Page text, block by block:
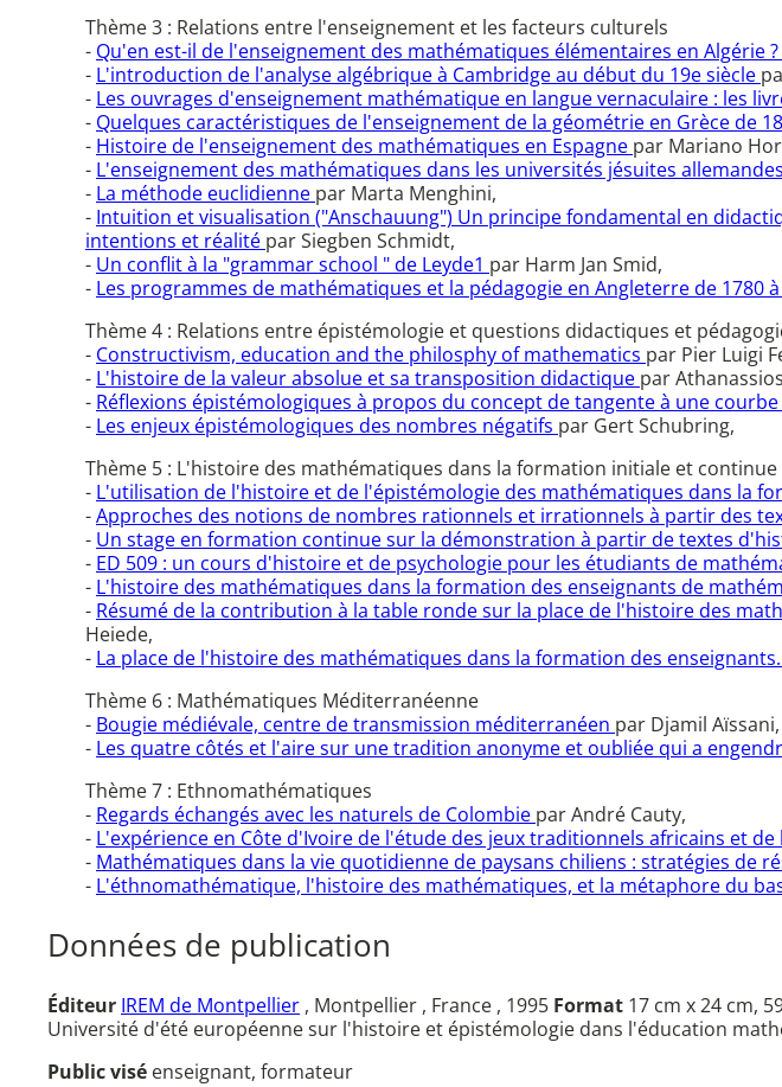
Thème 3 : Relations entre l'enseignement et les facteurs culturels
- Qu'en est-il de l'enseignement des mathématiques élémentaires en Algérie ?
- L'introduction de l'analyse algébrique à Cambridge au début du 19e siècle
- Les ouvrages d'enseignement mathématique en langue vernaculaire : les
- Quelques caractéristiques de l'enseignement de la géométrie en Grèce de
- Histoire de l'enseignement des mathématiques en Espagne par Mariano
- L'enseignement des mathématiques dans les universités jésuites allemandes
- La méthode euclidienne par Marta Menghini,
- Intuition et visualisation ("Anschauung") Un principe fondamental en
intentions et réalité par Siegben Schmidt,
- Un conflit à la "grammar school " de Leyde1 par Harm Jan Smid,
- Les programmes de mathématiques et la pédagogie en Angleterre de 1780
Thème 4 : Relations entre épistémologie et questions didactiques et
- Constructivism, education and the philosphy of mathematics par Pier Luigi
- L'histoire de la valeur absolue et sa transposition didactique par
- Réflexions épistémologiques à propos du concept de tangente à une courbe
- Les enjeux épistémologiques des nombres négatifs par Gert Schubring,
Thème 5 : L'histoire des mathématiques dans la formation initiale et continue
- L'utilisation de l'histoire et de l'épistémologie des mathématiques dans la
-Approches des notions de nombres rationnels et irrationnels à partir des
- Un stage en formation continue sur la démonstration à partir de textes
- ED 509 : un cours d'histoire et de psychologie pour les étudiants de
- L'histoire des mathématiques dans la formation des enseignants de
- Résumé de la contribution à la table ronde sur la place de l'histoire des
Heiede,
- La place de l'histoire des mathématiques dans la formation des
Thème 6 : Mathématiques Méditerranéenne
- Bougie médiévale, centre de transmission méditerranéen par Djamil Aïssani,
- Les quatre côtés et l'aire sur une tradition anonyme et oubliée qui a
Thème 7 : Ethnomathématiques
- Regards échangés avec les naturels de Colombie par André Cauty,
- L'expérience en Côte d'Ivoire de l'étude des jeux traditionnels africains et
- Mathématiques dans la vie quotidienne de paysans chiliens : stratégies de
- L'éthnomathématique, l'histoire des mathématiques, et la métaphore du
Données de publication
Éditeur IREM de Montpellier , Montpellier , France , 1995 Format 17 cm x 24 cm,
Université d'été européenne sur l'histoire et épistémologie dans l'éducation
Public visé enseignant, formateur